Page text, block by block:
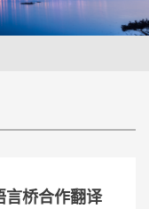
言桥合作翻译